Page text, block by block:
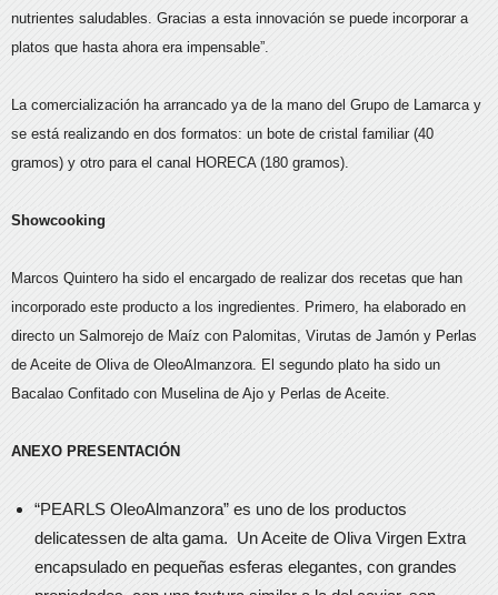
nutrientes saludables. Gracias a esta innovación se puede incorporar a
platos que hasta ahora era impensable”.
La comercialización ha arrancado ya de la mano del Grupo de Lamarca y
se está realizando en dos formatos: un bote de cristal familiar (40
gramos) y otro para el canal HORECA (180 gramos).
Showcooking
Marcos Quintero ha sido el encargado de realizar dos recetas que han
incorporado este producto a los ingredientes. Primero, ha elaborado en
directo un Salmorejo de Maíz con Palomitas, Virutas de Jamón y Perlas
de Aceite de Oliva de OleoAlmanzora. El segundo plato ha sido un
Bacalao Confitado con Muselina de Ajo y Perlas de Aceite.
ANEXO PRESENTACIÓN
“PEARLS OleoAlmanzora” es uno de los productos
delicatessen de alta gama. Un Aceite de Oliva Virgen Extra
encapsulado en pequeñas esferas elegantes, con grandes